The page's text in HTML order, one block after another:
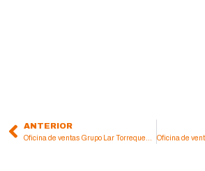
Prev
ANTERIOR